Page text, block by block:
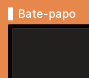
Bate-papo